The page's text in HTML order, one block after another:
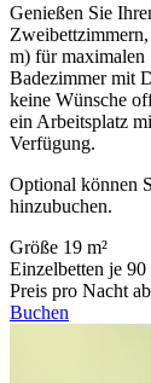
Genießen Sie
m) für
Badezimmer mit
keine Wünsche
ein Arbeitsplatz
Verfügung.
Optional können
hinzubuchen.
Größe 19 m²
Einzelbetten je 90
Preis pro Nacht
Buchen